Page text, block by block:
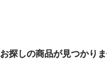
お探しの商品が見つかりま